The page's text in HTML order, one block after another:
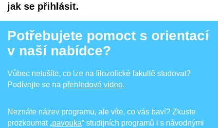
jak se přihlásit.
Potřebujete pomoct s orientací
v naší nabídce?
Vůbec netušíte, co lze na filozofické fakultě studovat?
Podívejte se na přehledové video.
Neznáte název programu, ale víte, co vás baví? Zkuste
prozkoumat„pavouka“ studijních programů i s návodnými